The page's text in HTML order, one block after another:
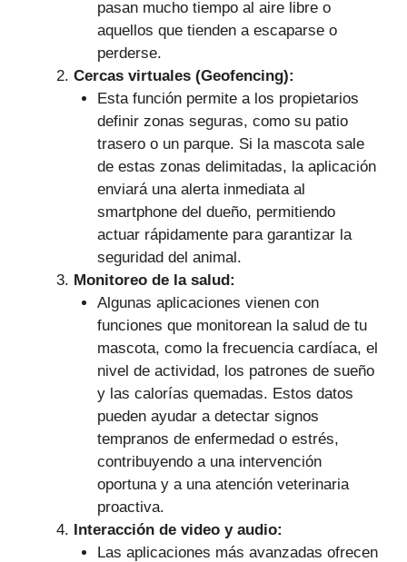
pasan mucho tiempo al aire libre o
aquellos que tienden a escaparse o
perderse.
Cercas virtuales (Geofencing):
Esta función permite a los propietarios
definir zonas seguras, como su patio
trasero o un parque. Si la mascota sale
de estas zonas delimitadas, la aplicación
enviará una alerta inmediata al
smartphone del dueño, permitiendo
actuar rápidamente para garantizar la
seguridad del animal.
Monitoreo de la salud:
Algunas aplicaciones vienen con
funciones que monitorean la salud de tu
mascota, como la frecuencia cardíaca, el
nivel de actividad, los patrones de sueño
y las calorías quemadas. Estos datos
pueden ayudar a detectar signos
tempranos de enfermedad o estrés,
contribuyendo a una intervención
oportuna y a una atención veterinaria
proactiva.
Interacción de video y audio:
Las aplicaciones más avanzadas ofrecen